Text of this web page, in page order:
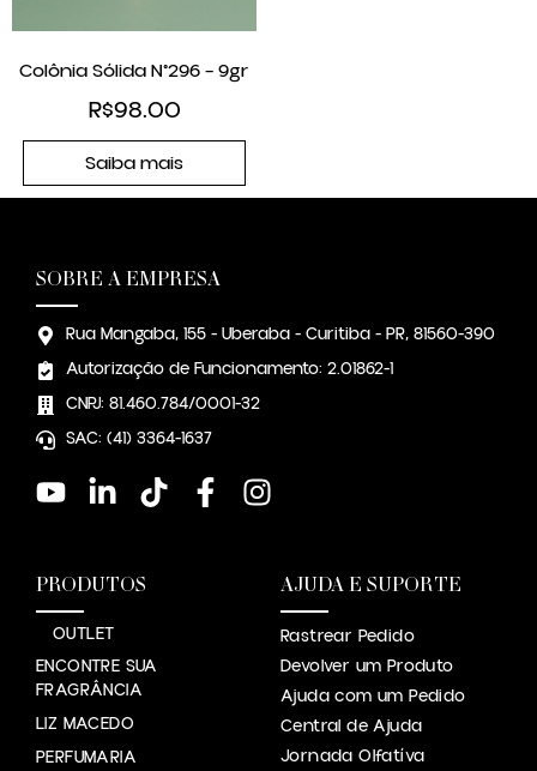
Colônia Sólida N°296 – 9gr
R$98.00
Saiba mais
SOBRE A EMPRESA
Rua Mangaba, 155 - Uberaba - Curitiba - PR, 81560-390
Autorização de Funcionamento: 2.01862-1
CNPJ: 81.460.784/0001-32
SAC: (41) 3364-1637
PRODUTOS
OUTLET
ENCONTRE SUA
FRAGRÂNCIA
LIZ MACEDO
PERFUMARIA
AJUDA E SUPORTE
Rastrear Pedido
Devolver um Produto
Ajuda com um Pedido
Central de Ajuda
Jornada Olfatíva